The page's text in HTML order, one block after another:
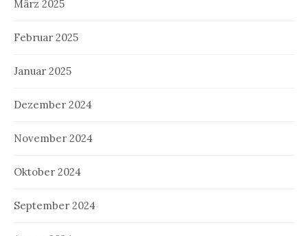
März 2025
Februar 2025
Januar 2025
Dezember 2024
November 2024
Oktober 2024
September 2024